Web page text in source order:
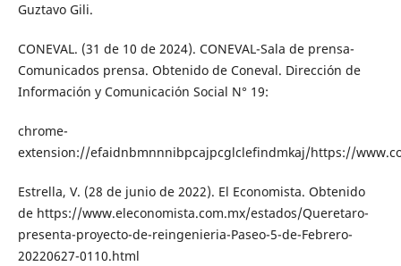
Guztavo Gili.
CONEVAL. (31 de 10 de 2024). CONEVAL-Sala de prensa-
Comunicados prensa. Obtenido de Coneval. Dirección de
Información y Comunicación Social N° 19:
chrome-
extension://efaidnbmnnnibpcajpcglclefindmkaj/https://
Estrella, V. (28 de junio de 2022). El Economista. Obtenido
de https://www.eleconomista.com.mx/estados/Queretaro-
presenta-proyecto-de-reingenieria-Paseo-5-de-Febrero-
20220627-0110.html